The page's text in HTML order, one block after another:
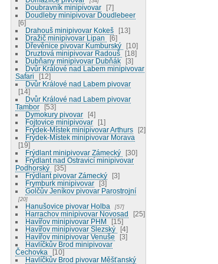
Doubravník minipivovar
7
Doudleby minipivovar Doudlebeer
6
Drahouš minipivovar Kokeš
13
Dražič minipivovar Lipan
6
Dřevěnice pivovar Kumburský
10
Druztová minipivovar Radouš
18
Dubňany minipivovar Dubňák
3
Dvůr Králové nad Labem minipivovar
Safari
12
Dvůr Králové nad Labem pivovar
14
Dvůr Králové nad Labem pivovar
Tambor
53
Dymokury pivovar
4
Fojtovice minipivovar
1
Frýdek-Místek minipivovar Arthurs
2
Frýdek-Místek minipivovar Morava
19
Frýdlant minipivovar Zámecký
30
Frýdlant nad Ostravicí minipivovar
Podhorský
35
Frýdlant pivovar Zámecký
3
Frymburk minipivovar
3
Golčův Jeníkov pivovar Parostrojní
20
Hanušovice pivovar Holba 57
Harrachov minipivovar Novosad
25
Havířov minipivovar PHM
15
Havířov minipivovar Slezský
4
Havířov minipivovar Venuše
3
Havlíčkův Brod minipivovar
Čechovka
10
Havlíčkův Brod pivovar Měšťanský